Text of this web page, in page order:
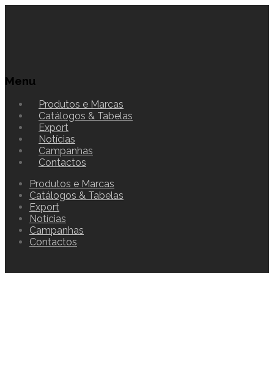
Menu
Produtos e Marcas
Catálogos & Tabelas
Export
Notícias
Campanhas
Contactos
Produtos e Marcas
Catálogos & Tabelas
Export
Notícias
Campanhas
Contactos